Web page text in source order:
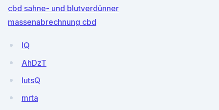
cbd sahne- und blutverdünner
massenabrechnung cbd
lQ
AhDzT
IutsQ
mrta